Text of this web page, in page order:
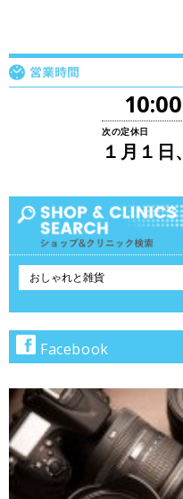
次の定休日
１月１日
テ
で
検
索
Facebook